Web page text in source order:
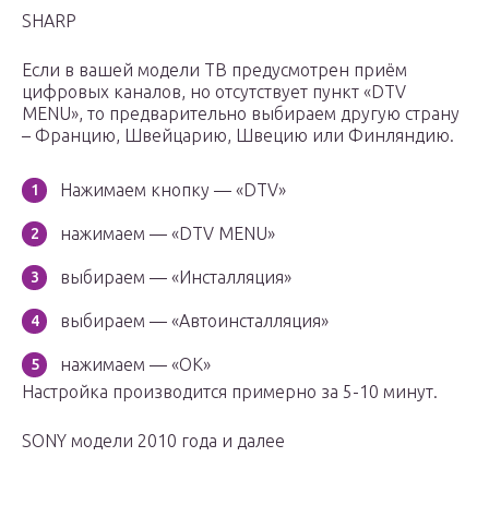
SHARP
Если в вашей модели ТВ предусмотрен приём
цифровых каналов, но отсутствует пункт «DTV
MENU», то предварительно выбираем другую страну
– Францию, Швейцарию, Швецию или Финляндию.
Нажимаем кнопку — «DTV»
нажимаем — «DTV MENU»
выбираем — «Инсталляция»
выбираем — «Автоинсталляция»
нажимаем — «ОК»
Настройка производится примерно за 5-10 минут.
SONY модели 2010 года и далее